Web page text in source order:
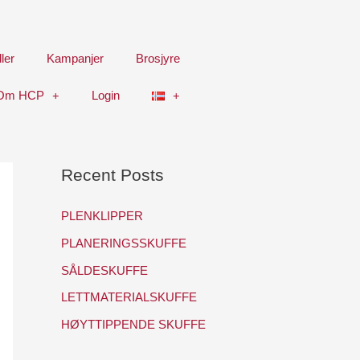
Kampanjer Brosjyre
HCP Login
Recent Posts
PLENKLIPPER
PLANERINGSSKUFFE
SÅLDESKUFFE
LETTMATERIALSKUFFE
HØYTTIPPENDE SKUFFE